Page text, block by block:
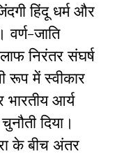
हिंदू धर्म और
वर्ण-जाति
निरंतर संघर्ष
रूप में स्वीकार
आर्य
दिया।
के बीच अंतर